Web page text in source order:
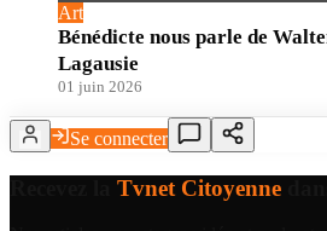
Art
Bénédicte nous parle de
Lagausie
01 juin 2026
Se connecter
Tvnet Citoyenne